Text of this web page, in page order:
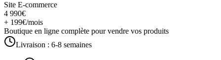
Site E-commerce
4 990€
+ 199€/mois
Boutique en ligne complète pour vendre vos produits
Livraison : 6-8 semaines